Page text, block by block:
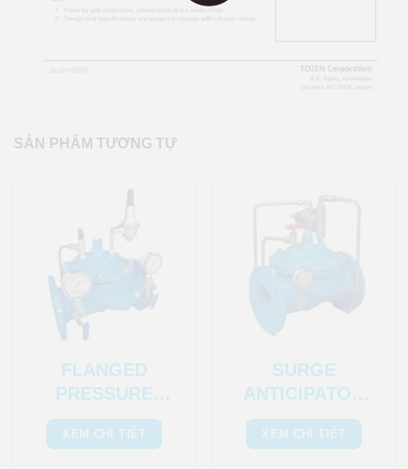
SẢN PHẨM TƯƠNG TỰ
FLANGED
PRESSURE
REDUCING
VALVE
XEM CHI TIẾT
SURGE
ANTICIPATOR
VALVE
XEM CHI TIẾT